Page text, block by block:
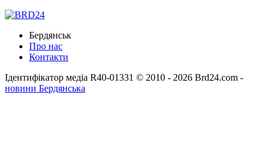
Бердянськ
Про нас
Контакти
Ідентифікатор медіа R40-01331 © 2010 - 2026 Brd24.com -
новини Бердянська